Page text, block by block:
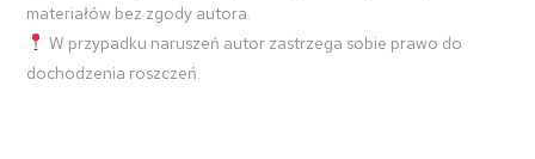
materiałów bez zgody autora.
W przypadku naruszeń autor zastrzega sobie prawo do
dochodzenia roszczeń.